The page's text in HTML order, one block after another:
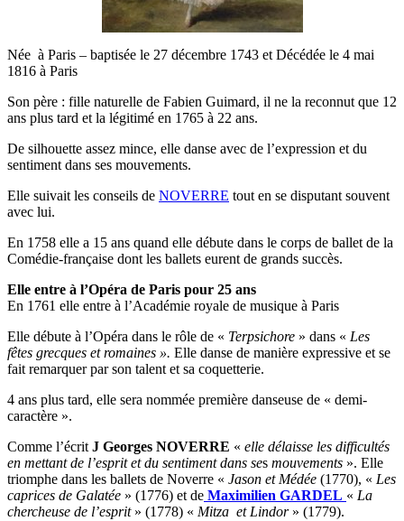
Née à Paris – baptisée le 27 décembre 1743 et Décédée le 4 mai
1816 à Paris
Son père : fille naturelle de Fabien Guimard, il ne la reconnut que 12
ans plus tard et la légitimé en 1765 à 22 ans.
De silhouette assez mince, elle danse avec de l’expression et du
sentiment dans ses mouvements.
Elle suivait les conseils de NOVERRE tout en se disputant souvent
avec lui.
En 1758 elle a 15 ans quand elle débute dans le corps de ballet de la
Comédie-française dont les ballets eurent de grands succès.
Elle entre à l’Opéra de Paris pour 25 ans
En 1761 elle entre à l’Académie royale de musique à Paris
Elle débute à l’Opéra dans le rôle de « Terpsichore » dans « Les
fêtes grecques et romaines ». Elle danse de manière expressive et se
fait remarquer par son talent et sa coquetterie.
4 ans plus tard, elle sera nommée première danseuse de « demi-
caractère ».
Comme l’écritJ Georges NOVERRE « elle délaisse les difficultés
en mettant de l’esprit et du sentiment dans ses mouvements ». Elle
triomphe dans les ballets de Noverre « Jason et Médée (1770), « Les
caprices de Galatée » (1776) et de Maximilien GARDEL « La
chercheuse de l’esprit» (1778) « Mitza et Lindor» (1779).